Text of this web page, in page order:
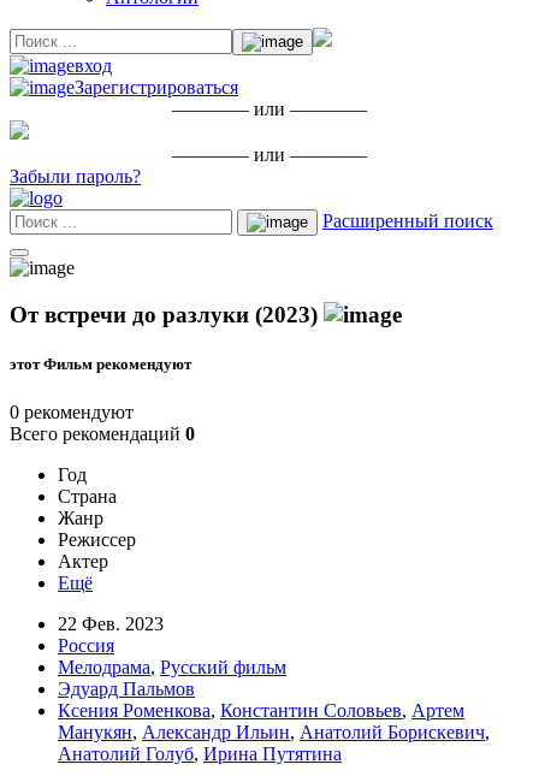
вход
Зарегистрироваться
———— или ————
———— или ————
Забыли пароль?
Расширенный поиск
От встречи до разлуки (2023)
этот Фильм рекомендуют
0 рекомендуют
Всего рекомендаций 0
Год
Страна
Жанр
Режиссер
Актер
Ещё
22 Фев. 2023
Россия
Мелодрама, Русский фильм
Эдуард Пальмов
Ксения Роменкова, Константин Соловьев, Артем
Манукян, Александр Ильин, Анатолий Борискевич,
Анатолий Голуб, Ирина Путятина